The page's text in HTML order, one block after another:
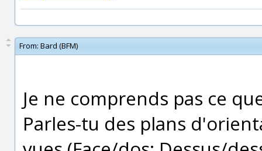
From: Bard (BFM)
Je ne comprends pas ce
Parles-tu des plans